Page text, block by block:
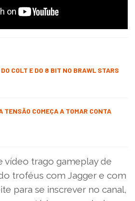
COLT E DO 8 BIT NO BRAWL STARS
TENSÃO COMEÇA A TOMAR CONTA
vídeo trago gameplay de
troféus com Jagger e com
para se inscrever no canal,